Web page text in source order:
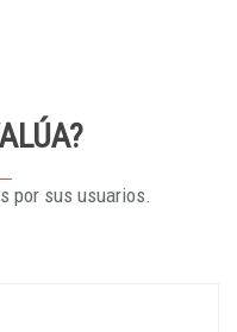
por sus usuarios.